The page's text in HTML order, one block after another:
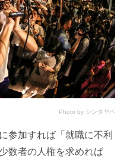
Photo by シンタヤベ
参加すれば「就職に不利
数者の人権を求めれば